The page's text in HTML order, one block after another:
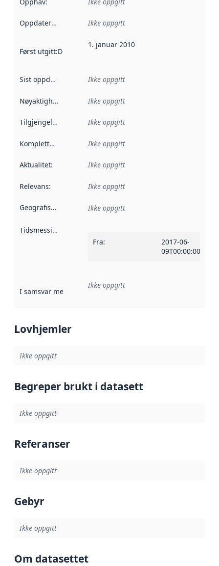
Oppdateringsfrekvens :
Ikke oppgitt
Først utgitt:Denne datoen sier når dataene i dette
1. januar 2010
Sist oppdatert Ikke oppgitt
Nøyaktighet Ikke oppgitt
Tilgjengelighet Ikke oppgitt
Kompletthet Ikke oppgitt
Aktualitet: Ikke oppgitt
Relevans: Ikke oppgitt
Geografisk avgrensning :
Ikke oppgitt
Tidsmessig avgrensning
Fra:
2017-06-
09T00:00:00Z
I samsvar med Referanse til en implementasjonsregel
Ikke oppgitt
Lovhjemler
Ikke oppgitt
Begreper brukt i datasett
Ikke oppgitt
Referanser
Ikke oppgitt
Gebyr
Ikke oppgitt
Om datasettet